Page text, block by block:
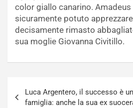
color giallo canarino. Amadeus
sicuramente potuto
decisamente rimasto
sua moglie Giovanna Civitillo.
articoli
Luca Argentero, il successo è
famiglia: anche la sua ex